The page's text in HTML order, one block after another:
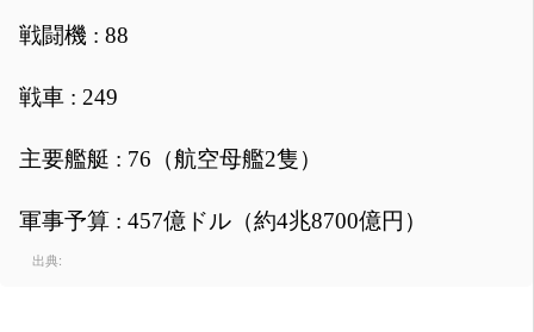
戦闘機 : 88
戦車 : 249
主要艦艇 : 76（航空母艦2隻）
軍事予算 : 457億ドル（約4兆8700億円）
出典: